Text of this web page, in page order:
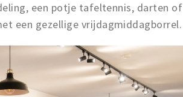
een potje tafeltennis, darten of
een gezellige vrijdagmiddagborrel.